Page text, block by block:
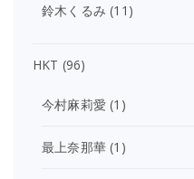
鈴木くるみ (11)
HKT (96)
今村麻莉愛 (1)
最上奈那華 (1)